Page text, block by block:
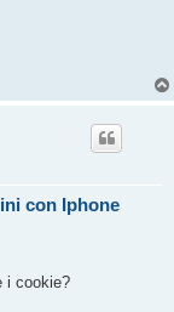
con Iphone
i cookie?